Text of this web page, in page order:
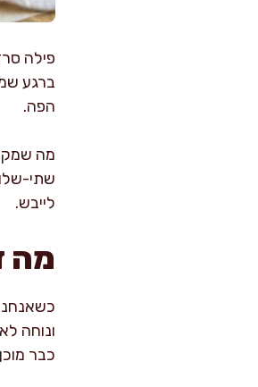
פילה
ברגע
הפה.
מה
שתי-
לייבש.
מה
ונוחה
כבר